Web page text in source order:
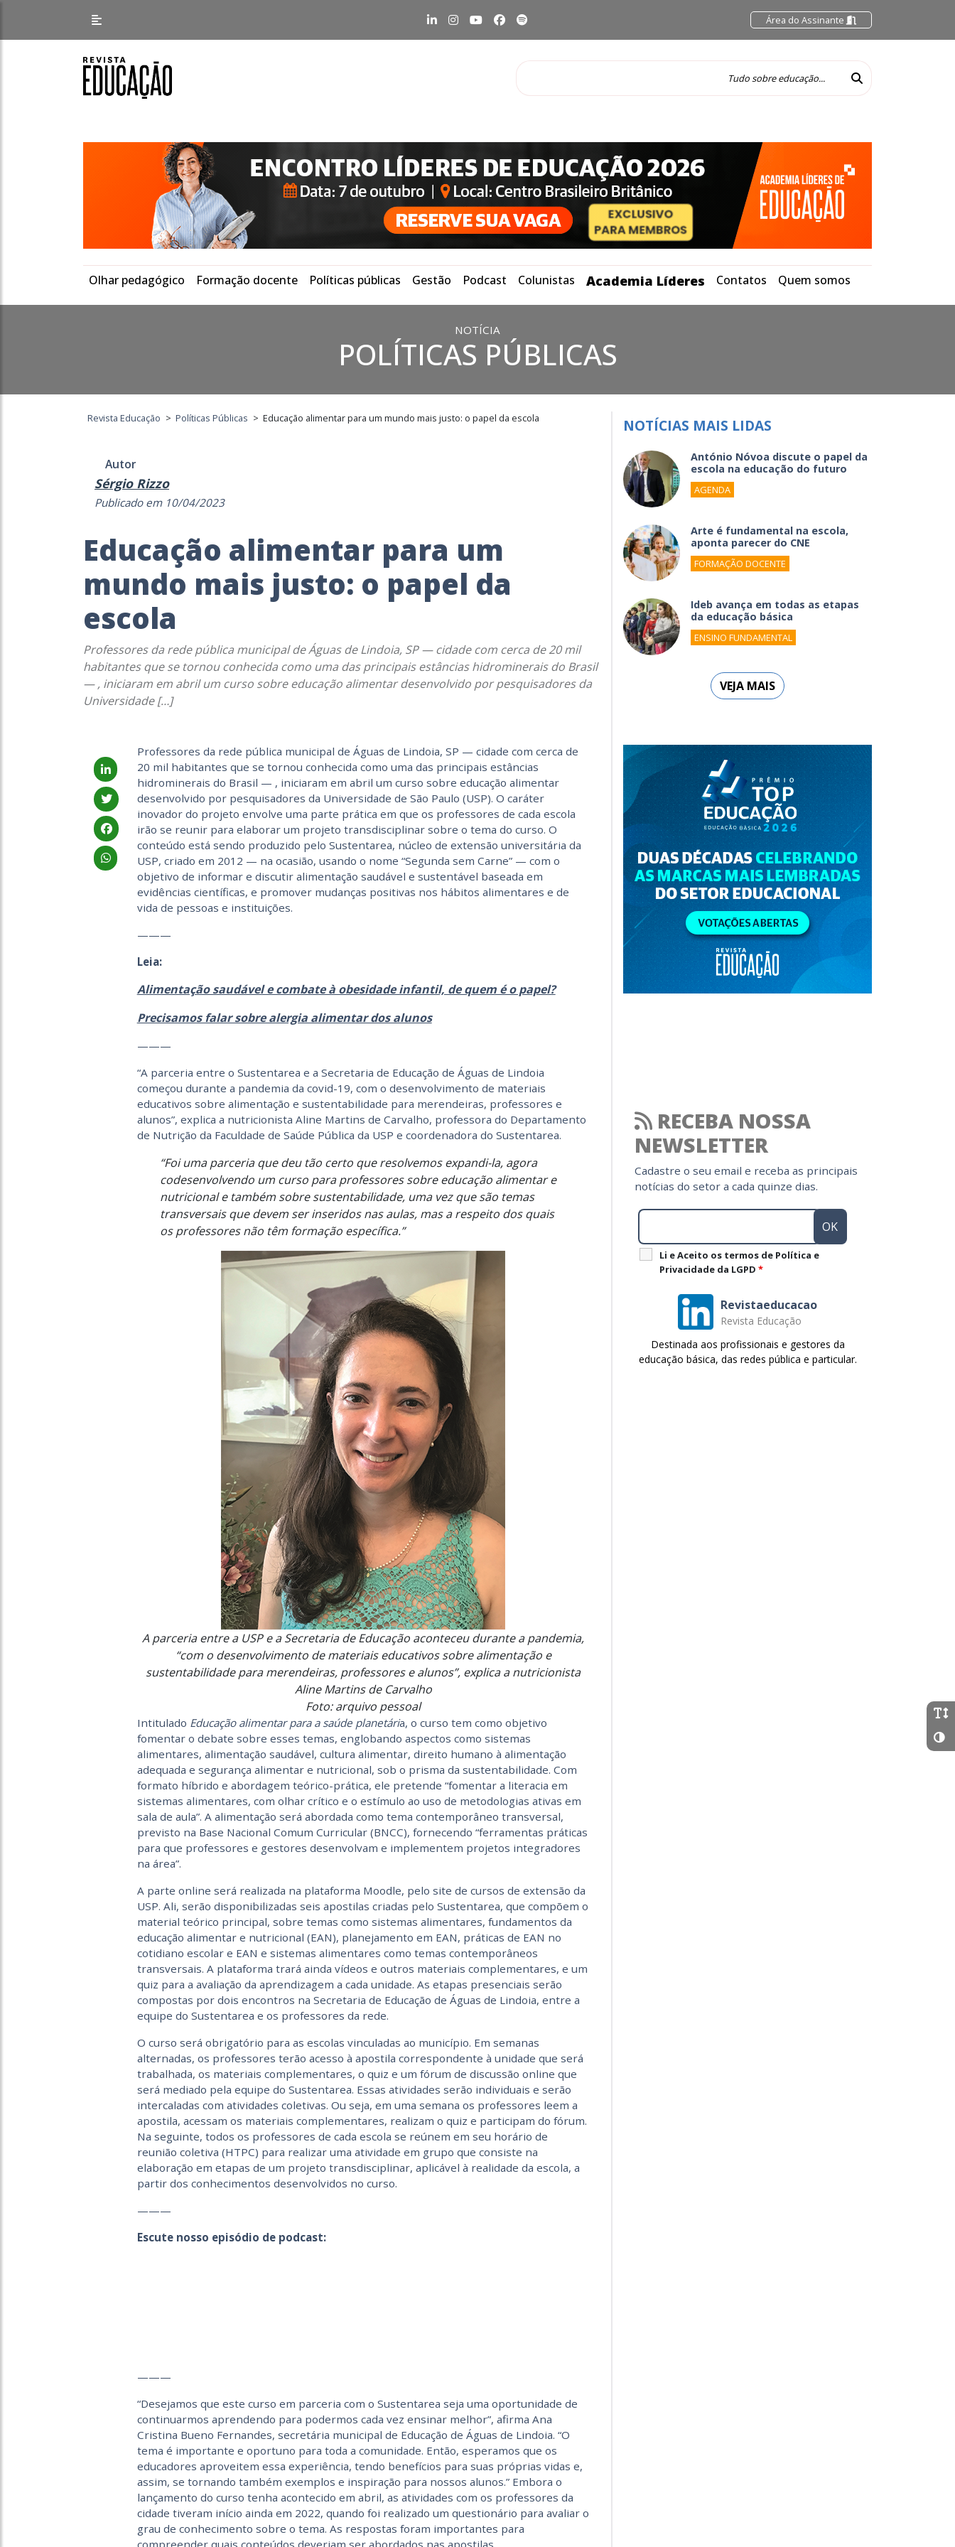
Área do Assinante
Olhar pedagógico Formação docente Políticas públicas Gestão Podcast Colunistas Academia Líderes Contatos Quem somos
NOTÍCIA
POLÍTICAS PÚBLICAS
Revista Educação > Políticas Públicas > Educação alimentar para um mundo mais justo: o papel da escola
Autor
Sérgio Rizzo
Publicado em 10/04/2023
Educação alimentar para um
mundo mais justo: o papel da
escola
Professores da rede pública municipal de Águas de Lindoia, SP — cidade com cerca de 20 mil
habitantes que se tornou conhecida como uma das principais estâncias hidrominerais do Brasil
— , iniciaram em abril um curso sobre educação alimentar desenvolvido por pesquisadores da
Universidade […]
Professores da rede pública municipal de Águas de Lindoia, SP — cidade com cerca de
20 mil habitantes que se tornou conhecida como uma das principais estâncias
hidrominerais do Brasil — , iniciaram em abril um curso sobre educação alimentar
desenvolvido por pesquisadores da Universidade de São Paulo (USP). O caráter
inovador do projeto envolve uma parte prática em que os professores de cada escola
irão se reunir para elaborar um projeto transdisciplinar sobre o tema do curso. O
conteúdo está sendo produzido pelo Sustentarea, núcleo de extensão universitária da
USP, criado em 2012 — na ocasião, usando o nome “Segunda sem Carne” — com o
objetivo de informar e discutir alimentação saudável e sustentável baseada em
evidências científicas, e promover mudanças positivas nos hábitos alimentares e de
vida de pessoas e instituições.
———
Leia:
Alimentação saudável e combate à obesidade infantil, de quem é o papel?
Precisamos falar sobre alergia alimentar dos alunos
———
“A parceria entre o Sustentarea e a Secretaria de Educação de Águas de Lindoia
começou durante a pandemia da covid-19, com o desenvolvimento de materiais
educativos sobre alimentação e sustentabilidade para merendeiras, professores e
alunos”, explica a nutricionista Aline Martins de Carvalho, professora do Departamento
de Nutrição da Faculdade de Saúde Pública da USP e coordenadora do Sustentarea.
“Foi uma parceria que deu tão certo que resolvemos expandi-la, agora
codesenvolvendo um curso para professores sobre educação alimentar e
nutricional e também sobre sustentabilidade, uma vez que são temas
transversais que devem ser inseridos nas aulas, mas a respeito dos quais
os professores não têm formação específica.”
A parceria entre a USP e a Secretaria de Educação aconteceu durante a pandemia,
“com o desenvolvimento de materiais educativos sobre alimentação e
sustentabilidade para merendeiras, professores e alunos”, explica a nutricionista
Aline Martins de Carvalho
Foto: arquivo pessoal
Intitulado Educação alimentar para a saúde planetária, o curso tem como objetivo
fomentar o debate sobre esses temas, englobando aspectos como sistemas
alimentares, alimentação saudável, cultura alimentar, direito humano à alimentação
adequada e segurança alimentar e nutricional, sob o prisma da sustentabilidade. Com
formato híbrido e abordagem teórico-prática, ele pretende “fomentar a literacia em
sistemas alimentares, com olhar crítico e o estímulo ao uso de metodologias ativas em
sala de aula”. A alimentação será abordada como tema contemporâneo transversal,
previsto na Base Nacional Comum Curricular (BNCC), fornecendo “ferramentas práticas
para que professores e gestores desenvolvam e implementem projetos integradores
na área”.
A parte online será realizada na plataforma Moodle, pelo site de cursos de extensão da
USP. Ali, serão disponibilizadas seis apostilas criadas pelo Sustentarea, que compõem o
material teórico principal, sobre temas como sistemas alimentares, fundamentos da
educação alimentar e nutricional (EAN), planejamento em EAN, práticas de EAN no
cotidiano escolar e EAN e sistemas alimentares como temas contemporâneos
transversais. A plataforma trará ainda vídeos e outros materiais complementares, e um
quiz para a avaliação da aprendizagem a cada unidade. As etapas presenciais serão
compostas por dois encontros na Secretaria de Educação de Águas de Lindoia, entre a
equipe do Sustentarea e os professores da rede.
O curso será obrigatório para as escolas vinculadas ao município. Em semanas
alternadas, os professores terão acesso à apostila correspondente à unidade que será
trabalhada, os materiais complementares, o quiz e um fórum de discussão online que
será mediado pela equipe do Sustentarea. Essas atividades serão individuais e serão
intercaladas com atividades coletivas. Ou seja, em uma semana os professores leem a
apostila, acessam os materiais complementares, realizam o quiz e participam do fórum.
Na seguinte, todos os profes­sores de cada escola se reúnem em seu horário de
reunião coletiva (HTPC) para realizar uma atividade em grupo que consiste na
elaboração em etapas de um projeto transdisciplinar, aplicável à realidade da escola, a
partir dos conhecimentos desenvolvidos no curso.
———
Escute nosso episódio de podcast:
———
“Desejamos que este curso em parceria com o Sustentarea seja uma oportunidade de
continuarmos aprendendo para podermos cada vez ensinar melhor”, afirma Ana
Cristina Bueno Fernandes, secretária municipal de Educação de Águas de Lindoia. “O
tema é importante e oportuno para toda a comunidade. Então, esperamos que os
educadores aproveitem essa experiência, tendo benefícios para suas próprias vidas e,
assim, se tornando também exemplos e inspiração para nossos alunos.” Embora o
lançamento do curso tenha acontecido em abril, as atividades com os professores da
cidade tiveram início ainda em 2022, quando foi realizado um questionário para avaliar o
grau de conhecimento sobre o tema. As respostas foram importantes para
compreender quais conteúdos deveriam ser abordados nas apostilas.
NOTÍCIAS MAIS LIDAS
António Nóvoa discute o papel da
escola na educação do futuro
AGENDA
Arte é fundamental na escola,
aponta parecer do CNE
FORMAÇÃO DOCENTE
Ideb avança em todas as etapas
da educação básica
ENSINO FUNDAMENTAL
VEJA MAIS
RECEBA NOSSA
NEWSLETTER
Cadastre o seu email e receba as principais
notícias do setor a cada quinze dias.
Li e Aceito os termos de Política e
Privacidade da LGPD *
Revistaeducacao
Revista Educação
Destinada aos profissionais e gestores da
educação básica, das redes pública e particular.